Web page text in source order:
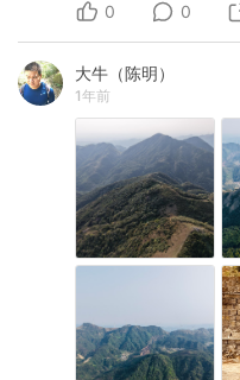
0 0
大牛（陈明）
1年前